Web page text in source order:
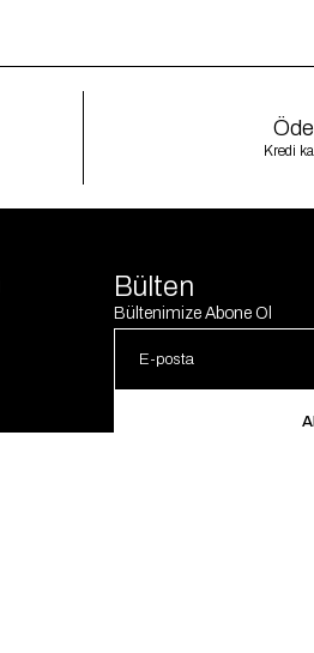
Kredi
Bülten
Bültenimize Abone Ol